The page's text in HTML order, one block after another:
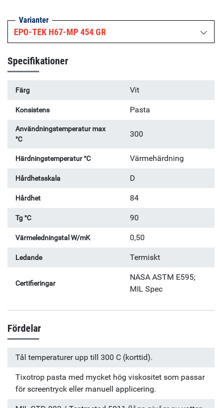
Varianter
EPO-TEK H67-MP 454 GR
Specifikationer
Färg Vit
Konsistens Pasta
Användningstemperatur max
°C
300
Härdningstemperatur °C Värmehärdning
Hårdhetsskala D
Hårdhet 84
Tg °C 90
Värmeledningstal W/mK 0,50
Ledande Termiskt
Certifieringar
NASA ASTM E595;
MIL Spec
Fördelar
Tål temperaturer upp till 300 C (korttid).
Tixotrop pasta med mycket hög viskositet som passar
för screentryck eller manuell applicering.